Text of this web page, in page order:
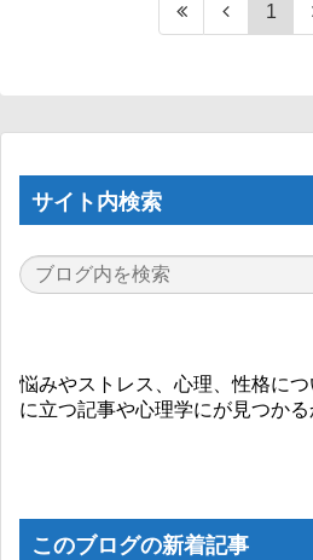
1
サイト内検索
悩みやストレス、心理、性格に
に立つ記事や心理学にが見つかる
このブログの新着記事